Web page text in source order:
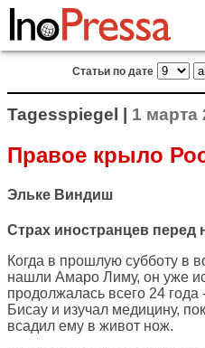
Статьи по дате
Tagesspiegel | 1 марта
Правое крыло
Эльке Виндиш
Страх иностранцев перед
Когда в прошлую субботу в
нашли Амаро Лиму, он уже
продолжалась всего 24
Бисау и изучал медицину,
всадил ему в живот нож.